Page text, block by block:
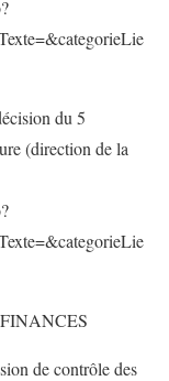
du 5
(direction de la
de contrôle des